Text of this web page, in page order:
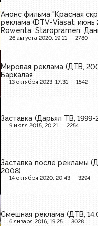
Анонс фильма "Красная
реклама (DTV-Viasat, июнь
Rowenta, Staropramen,
26 августа 2020, 19:11 2780
Мировая реклама (ДТВ,
Баркалая
13 октября 2023, 17:31 1542
Заставка (Дарьял ТВ, 1999-
9 июля 2015, 20:21 2254
Заставка после рекламы
2008)
14 октября 2020, 20:43 3294
Смешная реклама (ДТВ,
6 января 2016, 19:25 3028